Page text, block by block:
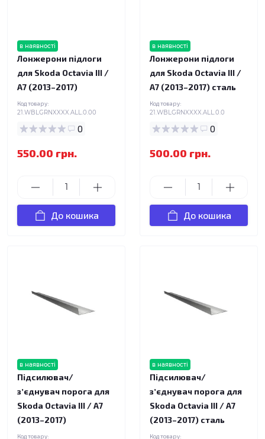
в наявності
Лонжерони підлоги
для Skoda Octavia III /
A7 (2013–2017)
Код товару:
21.WBLGRNXXXX.ALL.0.00
0
550.00 грн.
До кошика
в наявності
Лонжерони підлоги
для Skoda Octavia III /
A7 (2013–2017) сталь
Код товару:
21.WBLGRNXXXX.ALL.0.0
0
500.00 грн.
До кошика
в наявності
Підсилювач/
зʼєднувач порога для
Skoda Octavia III / A7
(2013–2017)
Код товару:
в наявності
Підсилювач/
зʼєднувач порога для
Skoda Octavia III / A7
(2013–2017) сталь
Код товару: